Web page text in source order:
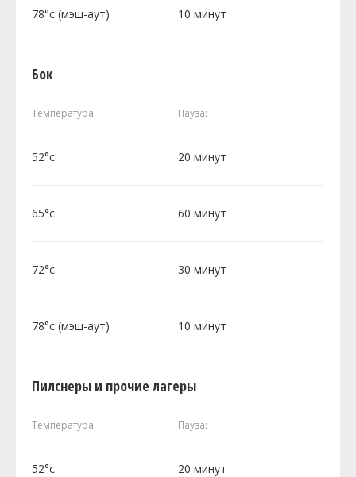
78°c (мэш-аут) 10 минут
Бок
Температура: Пауза:
52°c 20 минут
65°c 60 минут
72°c 30 минут
78°c (мэш-аут) 10 минут
Пилснеры и прочие лагеры
Температура: Пауза:
52°c 20 минут